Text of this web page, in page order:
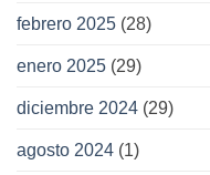
febrero 2025 (28)
enero 2025 (29)
diciembre 2024 (29)
agosto 2024 (1)